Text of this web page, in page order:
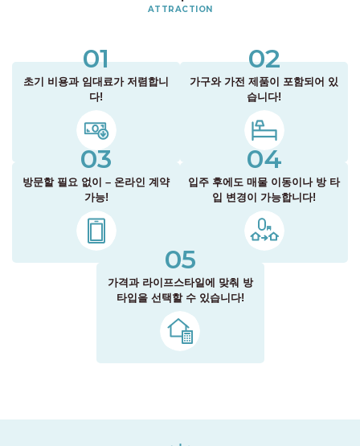
ATTRACTION
01
초기 비용과 임대료가 저렴합니
다!
02
가구와 가전 제품이 포함되어 있
습니다!
03
방문할 필요 없이 – 온라인 계약
가능!
04
입주 후에도 매물 이동이나 방 타
입 변경이 가능합니다!
05
가격과 라이프스타일에 맞춰 방
타입을 선택할 수 있습니다!